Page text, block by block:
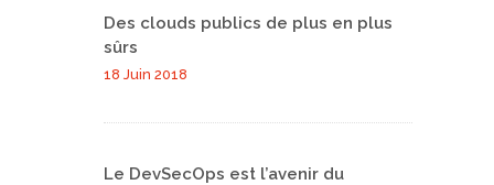
Des clouds publics de plus en plus
sûrs
18 Juin 2018
Le DevSecOps est l’avenir du